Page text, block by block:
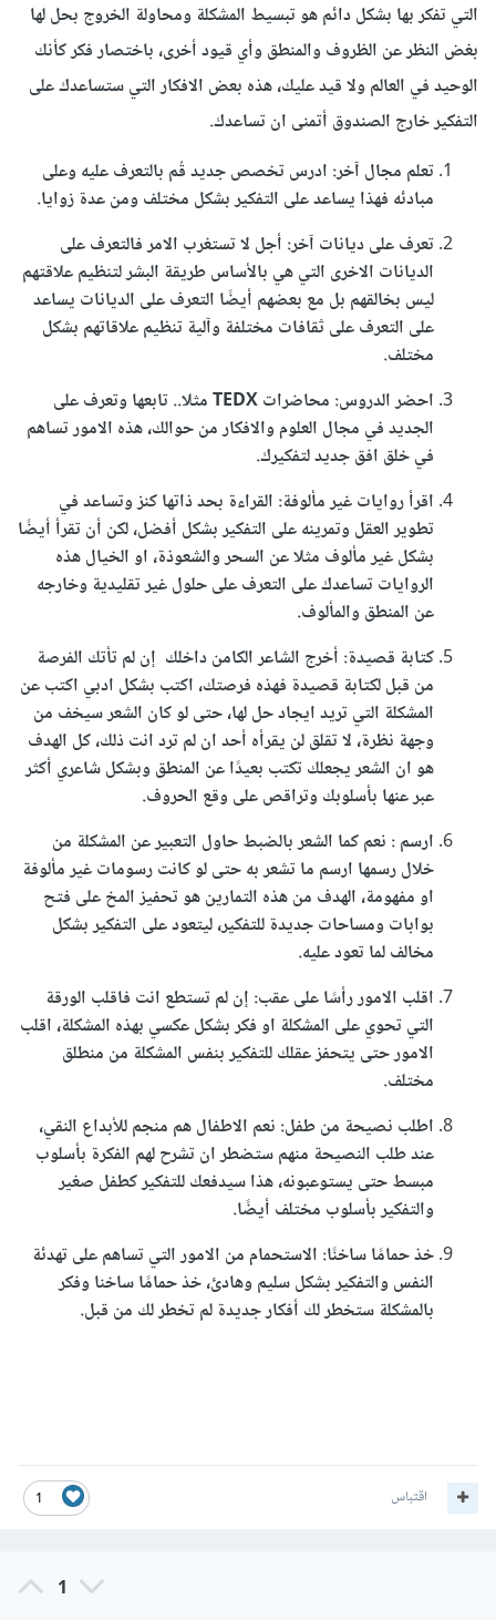
التي تفكر بها بشكل دائم هو تبسيط المشكلة ومحاولة الخروج بحل لها
بغض النظر عن الظروف والمنطق وأي قيود أخرى، باختصار فكر كأنك
الوحيد في العالم ولا قيد عليك، هذه بعض الافكار التي ستساعدك على
التفكير خارج الصندوق أتمنى ان تساعدك.
تعلم مجال آخر: ادرس تخصص جديد قُم بالتعرف عليه وعلى
مبادئه فهذا يساعد على التفكير بشكل مختلف ومن عدة زوايا.
تعرف على ديانات آخر: أجل لا تستغرب الامر فالتعرف على
الديانات الاخرى التي هي بالأساس طريقة البشر لتنظيم علاقتهم
ليس بخالقهم بل مع بعضهم أيضًا التعرف على الديانات يساعد
على التعرف على ثقافات مختلفة وآلية تنظيم علاقاتهم بشكل
مختلف.
احضر الدروس: محاضرات TEDX مثلا.. تابعها وتعرف على
الجديد في مجال العلوم والافكار من حوالك، هذه الامور تساهم
في خلق افق جديد لتفكيرك.
اقرأ روايات غير مألوفة: القراءة بحد ذاتها كنز وتساعد في
تطوير العقل وتمرينه على التفكير بشكل أفضل، لكن أن تقرأ أيضًا
بشكل غير مألوف مثلا عن السحر والشعوذة، او الخيال هذه
الروايات تساعدك على التعرف على حلول غير تقليدية وخارجه
عن المنطق والمألوف.
كتابة قصيدة: أخرج الشاعر الكامن داخلك إن لم تأتك الفرصة
من قبل لكتابة قصيدة فهذه فرصتك، اكتب بشكل ادبي اكتب عن
المشكلة التي تريد ايجاد حل لها، حتى لو كان الشعر سيخف من
وجهة نظرة، لا تقلق لن يقرأه أحد ان لم ترد انت ذلك، كل الهدف
هو ان الشعر يجعلك تكتب بعيدًا عن المنطق وبشكل شاعري أكثر
عبر عنها بأسلوبك وتراقص على وقع الحروف.
ارسم : نعم كما الشعر بالضبط حاول التعبير عن المشكلة من
خلال رسمها ارسم ما تشعر به حتى لو كانت رسومات غير مألوفة
او مفهومة، الهدف من هذه التمارين هو تحفيز المخ على فتح
بوابات ومساحات جديدة للتفكير، ليتعود على التفكير بشكل
مخالف لما تعود عليه.
اقلب الامور رأسًا على عقب: إن لم تستطع انت فاقلب الورقة
التي تحوي على المشكلة او فكر بشكل عكسي بهذه المشكلة، اقلب
الامور حتى يتحفز عقلك للتفكير بنفس المشكلة من منطلق
مختلف.
اطلب نصيحة من طفل: نعم الاطفال هم منجم للأبداع النقي،
عند طلب النصيحة منهم ستضطر ان تشرح لهم الفكرة بأسلوب
مبسط حتى يستوعبونه، هذا سيدفعك للتفكير كطفل صغير
والتفكير بأسلوب مختلف أيضًا.
خذ حمامًا ساخنًا: الاستحمام من الامور التي تساهم على تهدئة
النفس والتفكير بشكل سليم وهادئ، خذ حمامًا ساخنا وفكر
بالمشكلة ستخطر لك أفكار جديدة لم تخطر لك من قبل.
1 اقتباس
1